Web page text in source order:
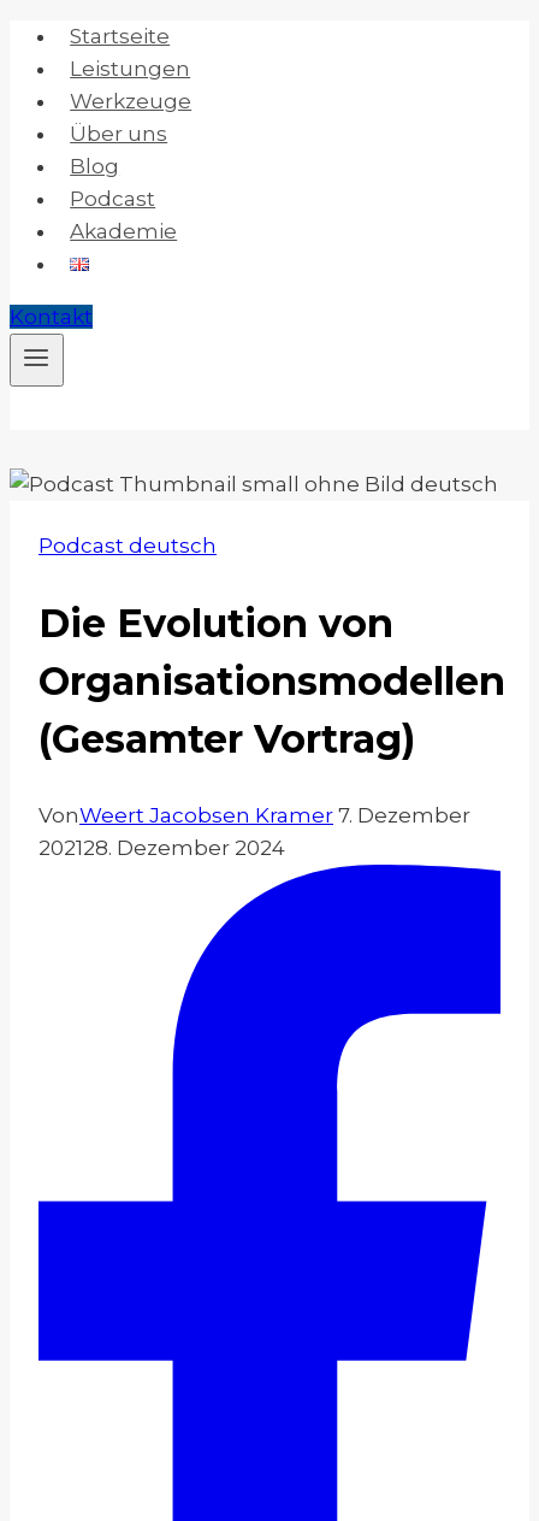
Zum
Inhalt
springen
Startseite
Leistungen
Werkzeuge
Über uns
Blog
Podcast
Akademie
Kontakt
Podcast deutsch
Die Evolution von
Organisationsmodellen
(Gesamter Vortrag)
VonWeert Jacobsen Kramer 7. Dezember
202128. Dezember 2024